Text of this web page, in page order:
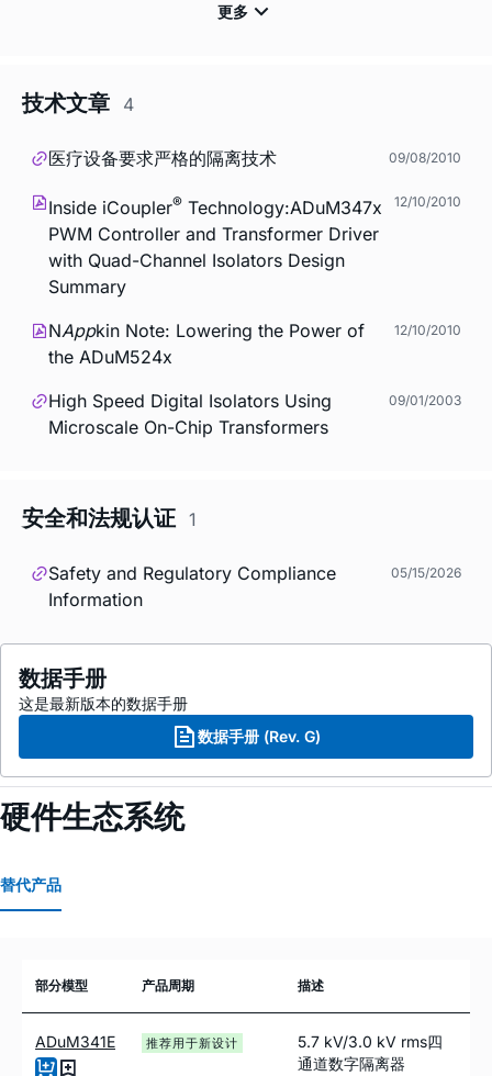
技术文章 4
医疗设备要求严格的隔离技术 09/08/2010
Inside iCoupler® Technology:ADuM347x
PWM Controller and Transformer Driver
with Quad-Channel Isolators Design
Summary
12/10/2010
NAppkin Note: Lowering the Power of
the ADuM524x
12/10/2010
High Speed Digital Isolators Using
Microscale On-Chip Transformers
09/01/2003
安全和法规认证 1
Safety and Regulatory Compliance
Information
05/15/2026
数据手册
这是最新版本的数据手册
数据手册 (Rev. G)
硬件生态系统
替代产品
部分模型 产品周期 描述
ADuM341E 推荐用于新设计
5.7 kV/3.0 kV rms四
通道数字隔离器